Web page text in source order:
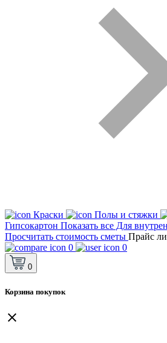
Краски Полы и стяжки
Гипсокартон Показать все Для
Просчитать стоимость сметы Прайс
0
0
0
Корзина покупок